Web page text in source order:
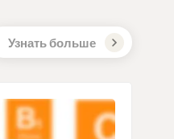
Узнать больше